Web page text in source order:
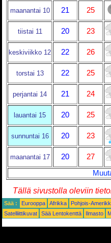
maanantai 10 21 25
tiistai 11 20 23
keskiviikko 12 22 26
torstai 13 22 25
perjantai 14 21 24
lauantai 15 20 25
sunnuntai 16 20 23
maanantai 17 20
27
Tällä sivustolla oleviin
Sää : Eurooppa Afrikka Pohjois-
Satelliittikuvat
Sää Lentokenttä Ilmasto